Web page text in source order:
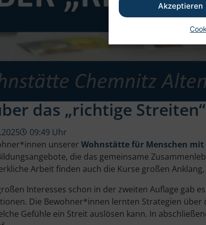
Akzeptieren
das „richtige Streiten“
09:49 Uhr
unserer Wohnstätte für Menschen
die das gemeinsame
Arbeit finden auch die Kurse großen
Interesses schon in der zweiten Auflage gab
Die Bewohner*innen lernten Strategien
Gefühle ein Streit auslösen kann. In